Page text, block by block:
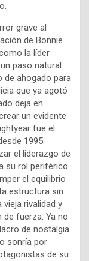
grave al
de Bonnie
la líder
paso natural
de ahogado para
que ya agotó
deja en
un evidente
fue el
1995.
el liderazgo de
su rol periférico
el equilibrio
estructura sin
rivalidad y
fuerza. Ya no
de nostalgia
sonría por
de su